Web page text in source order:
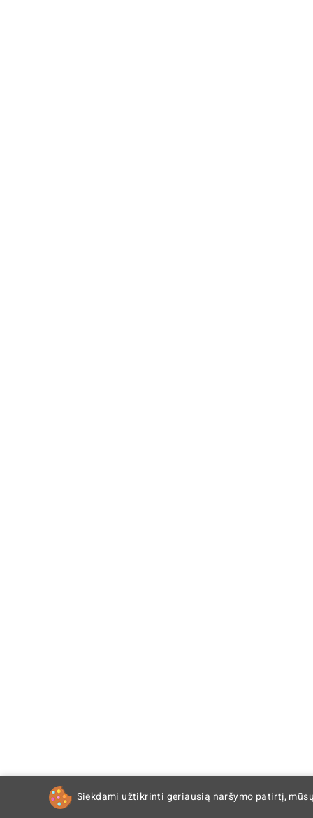
Siekdami užtikrinti geriausią naršymo patirtį,